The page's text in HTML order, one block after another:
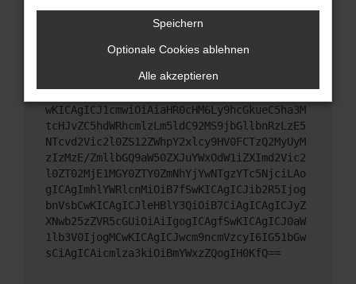
das Problem zu beheben. Du kannst uns diesen
Text schicken, um uns bei der Fehlersuche zu
unterstützen:
ewogICJuYW1lIjogIk5ldHdvcmtFcnJvciIsCiAgI
mNvbmZpZyI6IHsKICAgICJtZXRob2QiOiAiR0VUIi
wKICAgICJ1cmwiOiAiaHR0cHM6Ly9hcGkueC5ha3M
tcHJvZC5hdWRhcmlzLm5ldC92MS9jbGllbnRzLzE5
NTcvd2Vic2l0ZS12ZWhpY2xlcy9HV0FCTzQ2MyUyM
zIzMzE/ZmllbGQ9aW50ZXJuYWxOdW1iZXImd2Vic2
l0ZT02MjE1MGY0ZTY0ZmNhYjYwNTgzYTc5NjciLAo
gICAgImhlYWRlcnMiOiB7fSwKICAgICJib2R5Ijog
bnVsbCwKICAgICJleHBlY3QiOiB7CiAgICAgICJyZ
XNwb25zZVR5cGUiOiAiIgogICAgfSwKICAgICJ0aW
1lb3V0IjogMCwKICAgICJwcm9ncmVzcyI6IG51bGw
sCiAgICAicmlza3kiOiBmYWxzZQogIH0KfQ==
Speichern
Optionale Cookies ablehnen
Alle akzeptieren